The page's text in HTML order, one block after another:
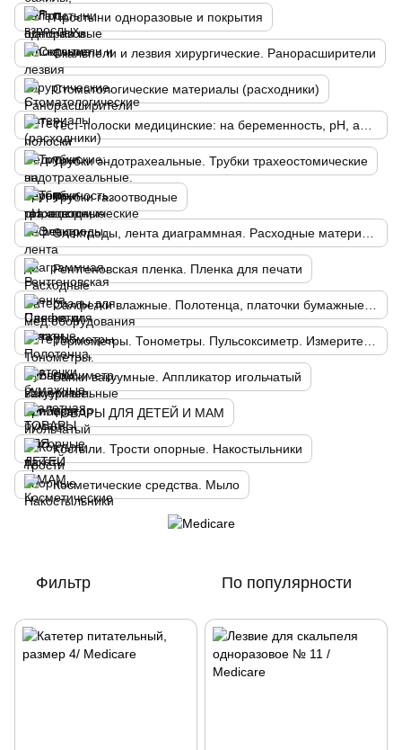
Простыни одноразовые и покрытия
Скальпели и лезвия хирургические. Ранорасширители
Стоматологические материалы (расходники)
Трубки эндотрахеальные. Трубки трахеостомические
Трубки газоотводные
Рентгеновская пленка. Пленка для печати
Банки вакуумные. Аппликатор игольчатый
ТОВАРЫ ДЛЯ ДЕТЕЙ И МАМ
Костыли. Трости опорные. Накостыльники
Косметические средства. Мыло
Фильтр По популярности